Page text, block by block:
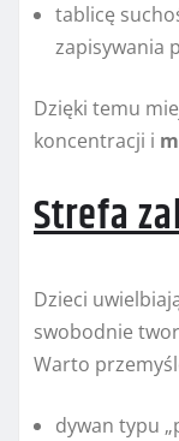
tablicę
zapisywania
Dzięki temu
koncentracji i
Strefa
Dzieci
swobodnie
Warto
dywan typu